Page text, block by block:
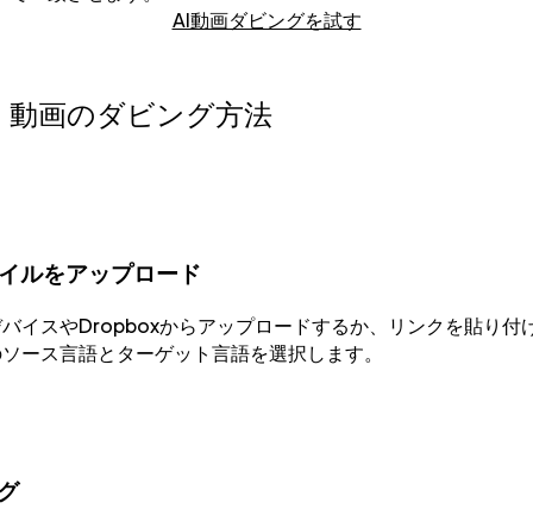
AI動画ダビングを試す
動画のダビング方法
ルをアップロード
イスやDropboxからアップロードするか、リンクを貼り付
ース言語とターゲット言語を選択します。